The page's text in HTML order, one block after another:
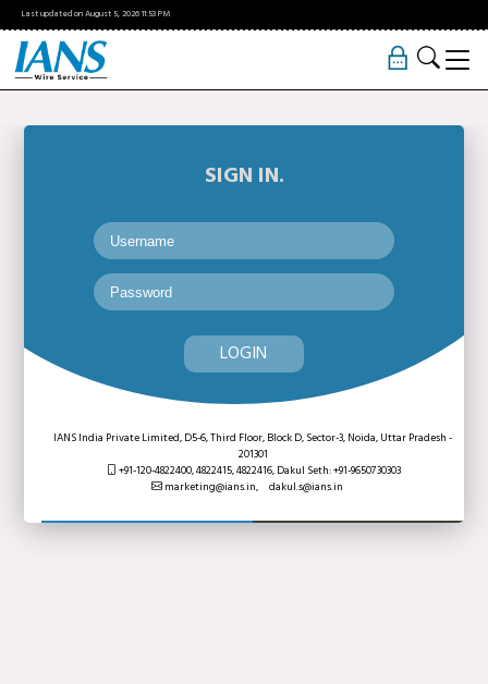
Last updated onAugust 5, 202611:53 PM
SIGN IN.
LOGIN
IANS India Private Limited, D5-6, Third Floor, Block D, Sector-3, Noida, Uttar Pradesh -
201301
+91-120-4822400, 4822415, 4822416,Dakul Seth: +91-9650730303
marketing@ians.in,
dakul.s@ians.in